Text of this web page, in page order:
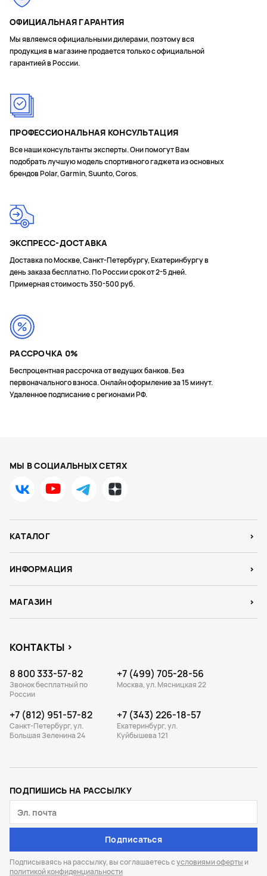
ОФИЦИАЛЬНАЯ ГАРАНТИЯ
Мы являемся официальными дилерами, поэтому вся
продукция в магазине продается только с официальной
гарантией в России.
ПРОФЕССИОНАЛЬНАЯ КОНСУЛЬТАЦИЯ
Все наши консультанты эксперты. Они помогут Вам
подобрать лучшую модель спортивного гаджета из основных
брендов Polar, Garmin, Suunto, Coros.
ЭКСПРЕСС-ДОСТАВКА
Доставка по Москве, Санкт-Петербургу, Екатеринбургу в
день заказа бесплатно. По России срок от 2-5 дней.
Примерная стоимость 350-500 руб.
РАССРОЧКА 0%
Беспроцентная рассрочка от ведущих банков. Без
первоначального взноса. Онлайн оформление за 15 минут.
Удаленное подписание с регионами РФ.
МЫ В СОЦИАЛЬНЫХ СЕТЯХ
КАТАЛОГ
ИНФОРМАЦИЯ
МАГАЗИН
КОНТАКТЫ
8 800 333-57-82
Звонок бесплатный по
России
+7 (499) 705-28-56
Москва, ул. Мясницкая 22
+7 (812) 951-57-82
Санкт-Петербург, ул.
Большая Зеленина 24
+7 (343) 226-18-57
Екатеринбург, ул.
Куйбышева 121
ПОДПИШИСЬ НА РАССЫЛКУ
Подписаться
Подписываясь на рассылку, вы соглашаетесь сусловиями оферты и
политикой конфиденциальности